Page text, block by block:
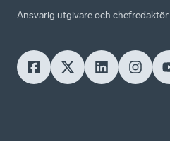
Ansvarig utgivare och chefredaktör